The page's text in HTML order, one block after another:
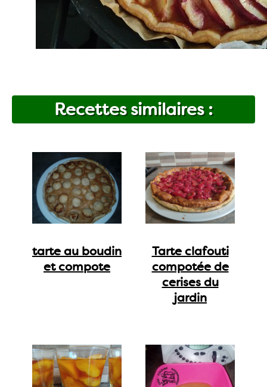
Recettes similaires :
tarte au boudin
et compote
Tarte clafouti
compotée de
cerises du
jardin